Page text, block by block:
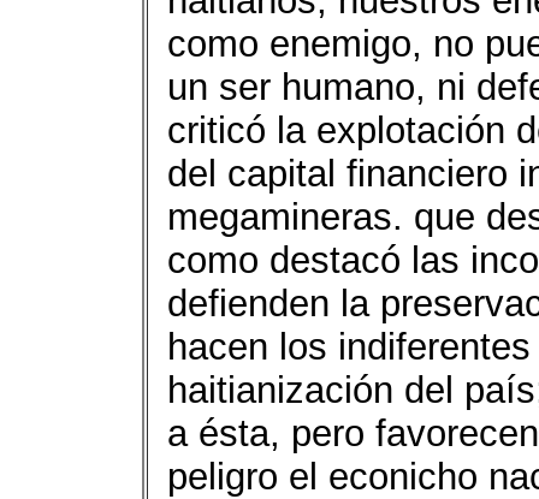
como enemigo, no
un ser humano, ni
criticó la explotación
del capital financiero
megamineras. que
como destacó las
defienden la
hacen los
haitianización del
a ésta, pero
peligro el econicho